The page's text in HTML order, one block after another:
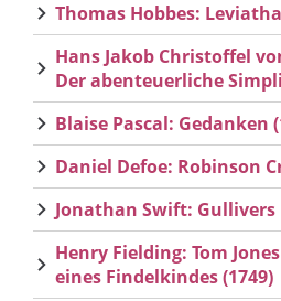
Thomas Hobbes:
Hans Jakob Christoffel
Der abenteuerliche
Blaise Pascal: Gedanken
Daniel Defoe: Robinson
Jonathan Swift: Gullivers
Henry Fielding: Tom
eines Findelkindes (1749)